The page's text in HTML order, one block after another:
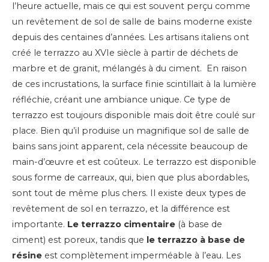
l’heure actuelle, mais ce qui est souvent perçu comme
un revêtement de sol de salle de bains moderne existe
depuis des centaines d’années. Les artisans italiens ont
créé le terrazzo au XVIe siècle à partir de déchets de
marbre et de granit, mélangés à du ciment.
En raison
de ces incrustations, la surface finie scintillait à la lumière
réfléchie, créant une ambiance unique. Ce type de
terrazzo est toujours disponible mais doit être coulé sur
place. Bien qu’il produise un magnifique sol de salle de
bains sans joint apparent, cela nécessite beaucoup de
main-d’œuvre et est coûteux. Le terrazzo est disponible
sous forme de carreaux, qui, bien que plus abordables,
sont tout de même plus chers.
Il existe deux types de
revêtement de sol en terrazzo, et la différence est
importante. Le terrazzo cimentaire (à base de
ciment) est poreux, tandis que le terrazzo à base de
résine est complètement imperméable à l’eau. Les